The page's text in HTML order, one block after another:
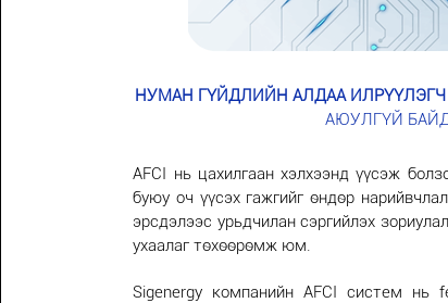
НУМАН ГҮЙДЛИЙН АЛДАА ИЛРҮҮЛЭГЧ
АЮУЛГҮЙ
AFCI нь цахилгаан хэлхээнд үүсэж
буюу оч үүсэх гажгийг өндөр
эрсдэлээс урьдчилан сэргийлэх
ухаалаг төхөөрөмж юм.
Sigenergy компанийн AFCI систем нь